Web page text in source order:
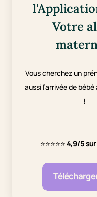
Votre
Vous cherchez un
aussi l’arrivée de
!
⭐⭐⭐⭐⭐ 4,9/5